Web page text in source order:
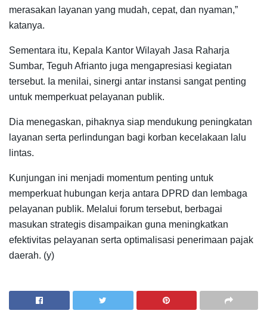
merasakan layanan yang mudah, cepat, dan nyaman,”
katanya.
Sementara itu, Kepala Kantor Wilayah Jasa Raharja
Sumbar, Teguh Afrianto juga mengapresiasi kegiatan
tersebut. Ia menilai, sinergi antar instansi sangat penting
untuk memperkuat pelayanan publik.
Dia menegaskan, pihaknya siap mendukung peningkatan
layanan serta perlindungan bagi korban kecelakaan lalu
lintas.
Kunjungan ini menjadi momentum penting untuk
memperkuat hubungan kerja antara DPRD dan lembaga
pelayanan publik. Melalui forum tersebut, berbagai
masukan strategis disampaikan guna meningkatkan
efektivitas pelayanan serta optimalisasi penerimaan pajak
daerah. (y)